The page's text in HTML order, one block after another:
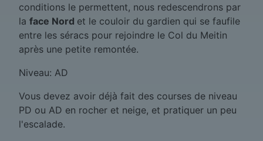
conditions le permettent, nous redescendrons par
la face Nord et le couloir du gardien qui se faufile
entre les séracs pour rejoindre le Col du Meitin
après une petite remontée.
Niveau: AD
Vous devez avoir déjà fait des courses de niveau
PD ou AD en rocher et neige, et pratiquer un peu
l'escalade.